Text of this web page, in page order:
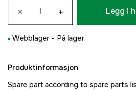
× + Legg i
Webblager - På lager
Produktinformasjon
Spare part according to spare parts